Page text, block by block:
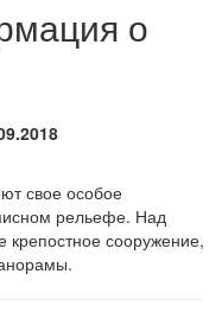
о
свое особое
рельефе. Над
крепостное сооружение,